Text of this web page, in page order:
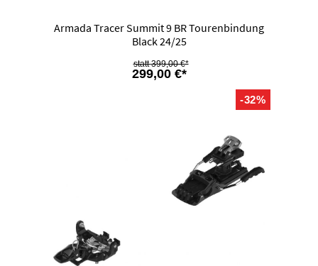
Armada Tracer Summit 9 BR Tourenbindung
Black 24/25
299,00 €*
399,00 €*
-32%